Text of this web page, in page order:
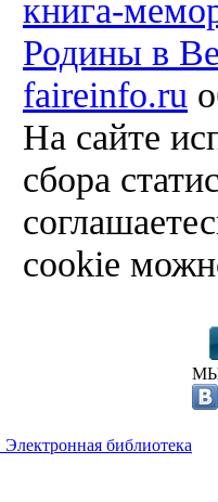
книга-
Родины в
faireinfo.ru
На сайте
сбора
cookie
библиотека